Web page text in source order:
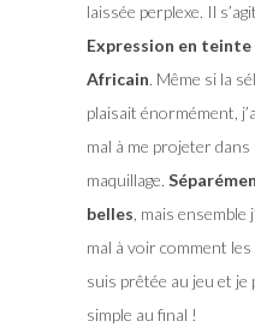
laissée perplexe. Il
Expression en teinte
Africain. Même si la
plaisait énormément,
mal à me projeter dans
maquillage.
belles , mais ensemble
mal à voir comment
suis prêtée au jeu et je
simple au final !